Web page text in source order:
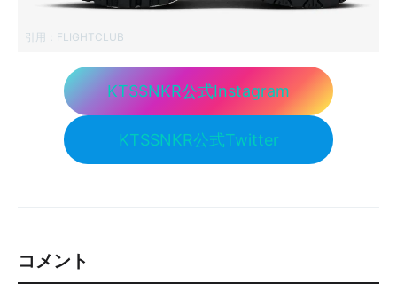
引用： FLIGHTCLUB
KTSSNKR公式Instagram
KTSSNKR公式Twitter
コメント